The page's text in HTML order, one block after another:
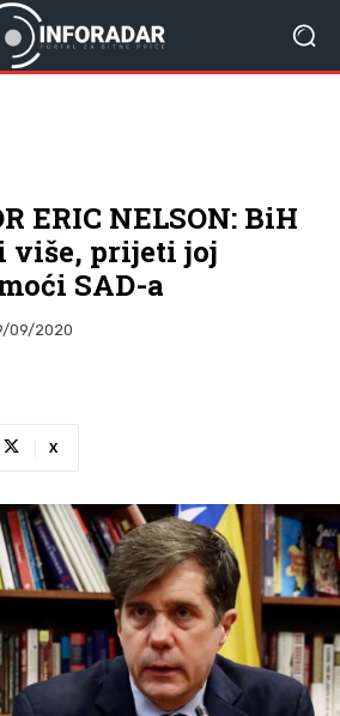
ERIC NELSON: BiH
više, prijeti joj
SAD-a
09/2020
X